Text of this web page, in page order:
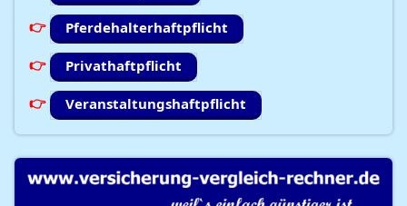
Pferdehalterhaftpflicht
Privathaftpflicht
Veranstaltungshaftpflicht